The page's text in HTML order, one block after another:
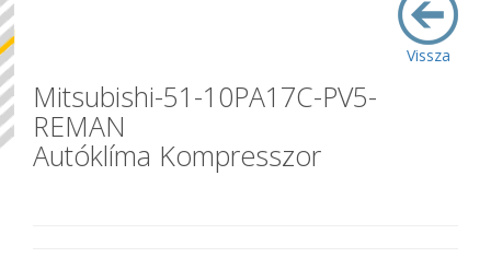
Vissza
Mitsubishi-51-10PA17C-PV5-
REMAN
Autóklíma Kompresszor